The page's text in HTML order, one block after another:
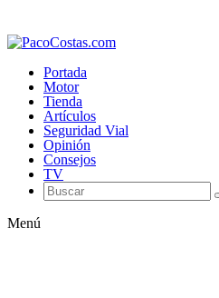
Portada
Motor
Tienda
Artículos
Seguridad Vial
Opinión
Consejos
TV
Menú